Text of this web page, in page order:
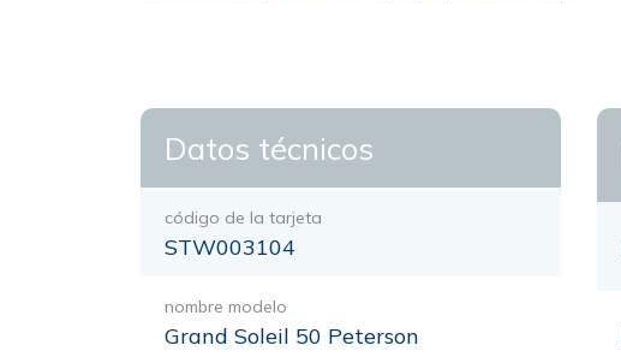
Datos técnicos
código de la tarjeta
STW003104
nombre modelo
Grand Soleil 50 Peterson